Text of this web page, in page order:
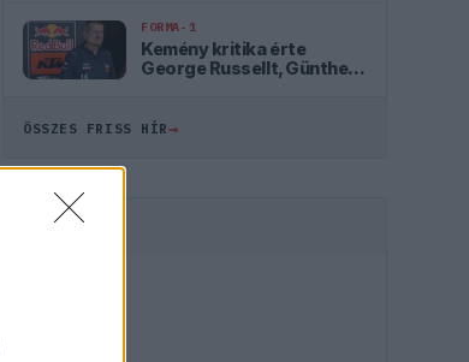
FORMA-1
Kemény kritika érte
George Russellt, Günther
ÖSSZES FRISS HÍR→